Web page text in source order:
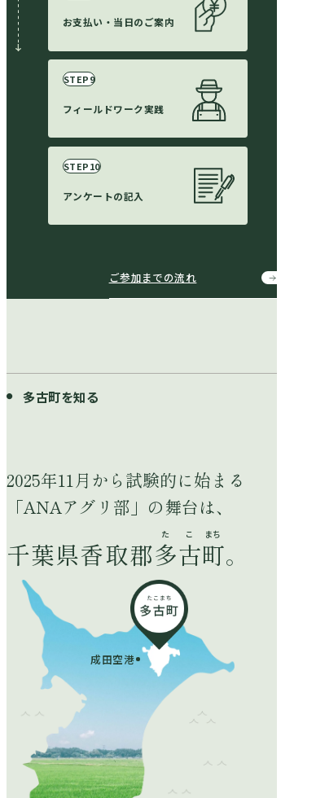
ANAアグリ部と
は？
各種料金について
よくある質問
利用規約
プライバシーポリシー
特定商取引法に基づく表
示
お支払い・ 当日のご案内
フィールドワーク実践
アンケートの記入
ご参加までの流れ
多古町を知る
2025年11月から試験的に始まる
「ANAアグリ部」の舞台は、
千葉県香取郡多古町。
成田空港